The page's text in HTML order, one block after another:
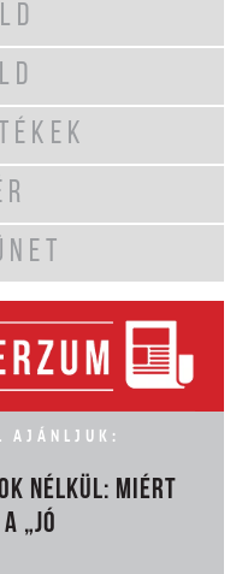
AJÁNLJUK:
NÉLKÜL: MIÉRT
„JÓ